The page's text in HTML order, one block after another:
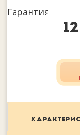
Гарантия